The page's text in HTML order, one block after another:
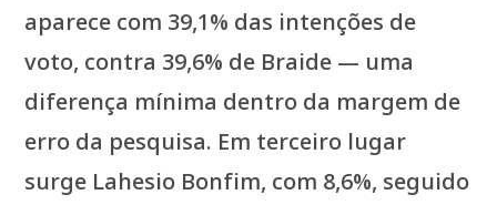
aparece com 39,1% das intenções de
voto, contra 39,6% de Braide — uma
diferença mínima dentro da margem de
erro da pesquisa. Em terceiro lugar
surge Lahesio Bonfim, com 8,6%, seguido